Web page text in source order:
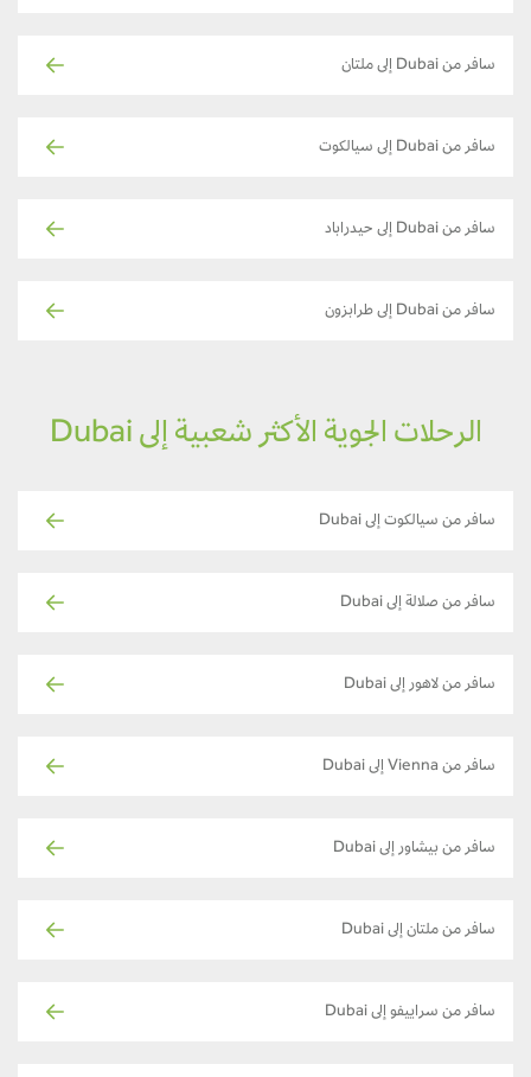
سافر من Dubai إلى ملتان
سافر من Dubai إلى سيالكوت
سافر من Dubai إلى حيدراباد
سافر من Dubai إلى طرابزون
الرحلات الجوية الأكثر شعبية إلى Dubai
سافر من سيالكوت إلى Dubai
سافر من صلالة إلى Dubai
سافر من لاهور إلى Dubai
سافر من Vienna إلى Dubai
سافر من بيشاور إلى Dubai
سافر من ملتان إلى Dubai
سافر من سراييفو إلى Dubai